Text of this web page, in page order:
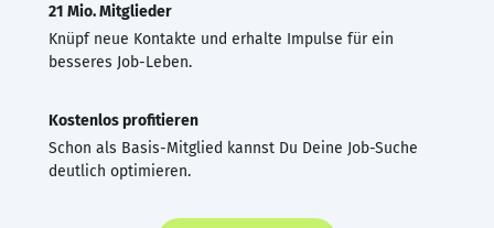
21 Mio. Mitglieder
Knüpf neue Kontakte und erhalte Impulse für ein
besseres Job-Leben.
Kostenlos profitieren
Schon als Basis-Mitglied kannst Du Deine Job-Suche
deutlich optimieren.